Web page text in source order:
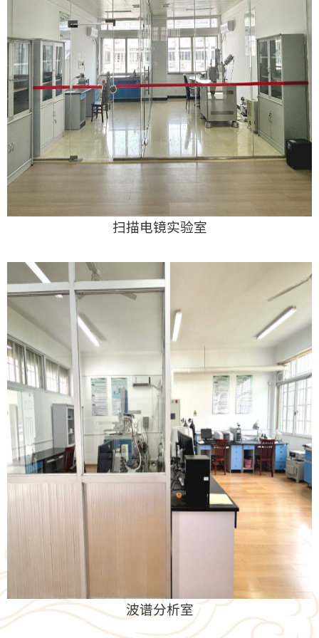
扫描电镜实验室
波谱分析室